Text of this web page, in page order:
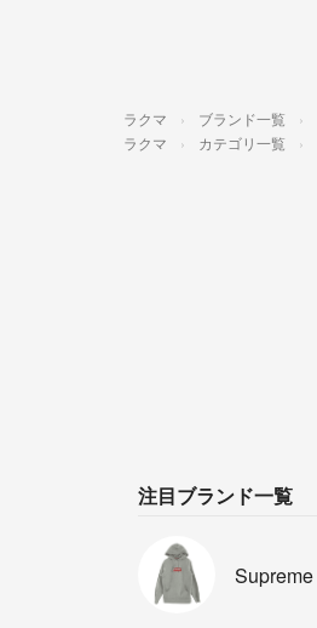
ラクマ ブランド一覧
ラクマ カテゴリ一覧
注目ブランド一覧
Supreme